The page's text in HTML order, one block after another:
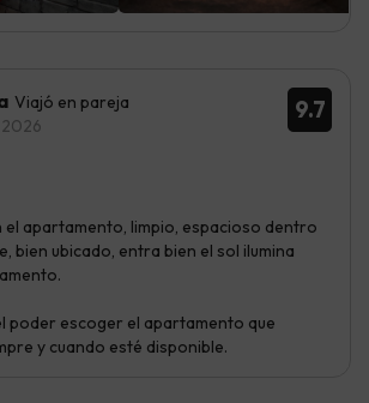
9.7
Viajó en pareja
el apartamento, limpio, espacioso dentro
bien ubicado, entra bien el sol ilumina
poder escoger el apartamento que
y cuando esté disponible.